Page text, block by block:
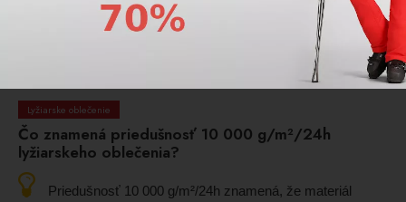
Prečítajte si viac
Lyžiarske oblečenie
Čo znamená priedušnosť 10 000 g/m²/24h
lyžiarskeho oblečenia?
Priedušnosť 10 000 g/m²/24h znamená, že materiál